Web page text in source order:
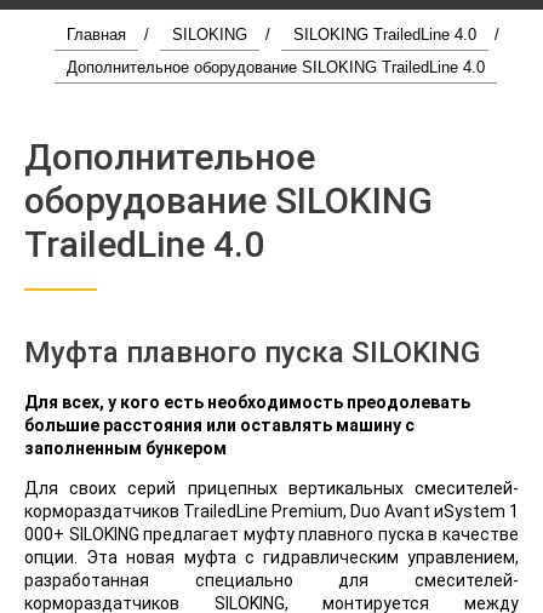
Главная / SILOKING / SILOKING TrailedLine 4.0
/
Дополнительное оборудование SILOKING TrailedLine 4.0
Дополнительное
оборудование SILOKING
TrailedLine 4.0
Муфта плавного пуска SILOKING
Для всех, у кого есть необходимость преодолевать
большие расстояния или оставлять машину с
заполненным бункером
Для своих серий прицепных вертикальных смесителей-
кормораздатчиков TrailedLine Premium, Duo Avant иSystem 1
000+ SILOKING предлагает муфту плавного пуска в качестве
опции. Эта новая муфта с гидравлическим управлением,
разработанная специально для смесителей-
кормораздатчиков SILOKING, монтируется между